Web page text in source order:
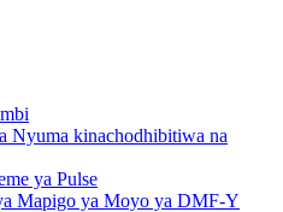
Nyuma kinachodhibitiwa na
ya Pulse
Mapigo ya Moyo ya DMF-Y